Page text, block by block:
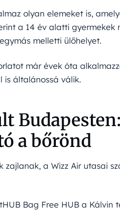
olyan elemeket is,
a 14 év alatti gyermekek
melletti ülőhelyet.
már évek óta
is általánossá válik.
a bőrönd
a Wizz Air utasai
Bag Free HUB a Kálvin